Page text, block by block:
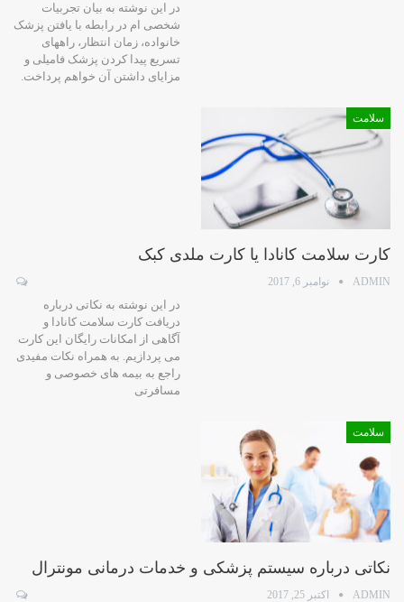
در این نوشته به بیان تجربیات
شخصی ام در رابطه با یافتن پزشک
خانواده، زمان انتظار، راههای
تسریع پیدا کردن پزشک فامیلی و
مزایای داشتن آن خواهم پرداخت.
سلامت
کارت سلامت کانادا یا کارت ملدی کبک
ADMIN نوامبر 6, 2017
در این نوشته به نکاتی درباره
دریافت کارت سلامت کانادا و
آگاهی از امکانات رایگان این کارت
می پردازیم. به همراه نکات مفیدی
راجع به بیمه های خصوصی و
مسافرتی
سلامت
نکاتی درباره سیستم پزشکی و خدمات درمانی مونترال
ADMIN اکتبر 25, 2017